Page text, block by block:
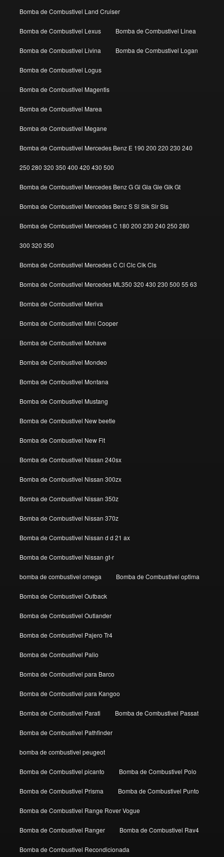
Bomba de Combustivel Land Cruiser
Bomba de Combustivel Lexus Bomba de Combustivel Linea
Bomba de Combustivel Livina Bomba de Combustivel Logan
Bomba de Combustivel Logus
Bomba de Combustivel Magentis
Bomba de Combustivel Marea
Bomba de Combustivel Megane
Bomba de Combustivel Mercedes Benz E 190 200 220 230 240
250 280 320 350 400 420 430 500
Bomba de Combustivel Mercedes Benz G Gl Gla Gle Glk Gt
Bomba de Combustivel Mercedes Benz S Sl Slk Slr Sls
Bomba de Combustivel Mercedes C 180 200 230 240 250 280
300 320 350
Bomba de Combustivel Mercedes C Cl Clc Clk Cls
Bomba de Combustivel Mercedes ML350 320 430 230 500 55 63
Bomba de Combustivel Meriva
Bomba de Combustivel Mini Cooper
Bomba de Combustivel Mohave
Bomba de Combustivel Mondeo
Bomba de Combustivel Montana
Bomba de Combustivel Mustang
Bomba de Combustivel New beetle
Bomba de Combustivel New Fit
Bomba de Combustivel Nissan 240sx
Bomba de Combustivel Nissan 300zx
Bomba de Combustivel Nissan 350z
Bomba de Combustivel Nissan 370z
Bomba de Combustivel Nissan d d 21 ax
Bomba de Combustivel Nissan gt-r
bomba de combustivel omega Bomba de Combustivel optima
Bomba de Combustivel Outback
Bomba de Combustivel Outlander
Bomba de Combustivel Pajero Tr4
Bomba de Combustivel Palio
Bomba de Combustivel para Barco
Bomba de Combustivel para Kangoo
Bomba de Combustivel Parati Bomba de Combustivel Passat
Bomba de Combustivel Pathfinder
bomba de combustivel peugeot
Bomba de Combustivel picanto Bomba de Combustivel Polo
Bomba de Combustivel Prisma Bomba de Combustivel Punto
Bomba de Combustivel Range Rover Vogue
Bomba de Combustivel Ranger Bomba de Combustivel Rav4
Bomba de Combustivel Recondicionada